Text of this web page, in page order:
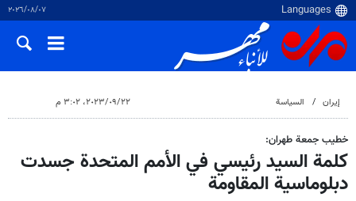
٠٧‏/٠٨‏/٢٠٢٦
إيران السياسة ٢٢‏/٠٩‏/٢٠٢٣، ٣:٠٢ م
خطيب جمعة طهران:
كلمة السيد رئيسي في الأمم المتحدة جسدت
دبلوماسية المقاومة